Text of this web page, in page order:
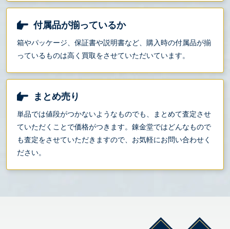
付属品が揃っているか
箱やパッケージ、保証書や説明書など、購入時の付属品が揃
っているものは高く買取をさせていただいています。
まとめ売り
単品では値段がつかないようなものでも、まとめて査定させ
ていただくことで価格がつきます。錬金堂ではどんなもので
も査定をさせていただきますので、お気軽にお問い合わせく
ださい。